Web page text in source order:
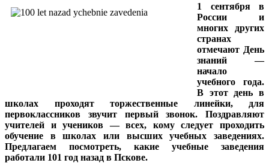
1 сентября в
России и
многих других
странах
отмечают День
знаний —
начало
учебного года.
В этот день в
школах проходят торжественные линейки, для
первоклассников звучит первый звонок. Поздравляют
учителей и учеников—всех, кому следует проходить
обучение в школах или высших учебных заведениях.
Предлагаем посмотреть, какие учебные заведения
работали 101 год назад в Пскове.